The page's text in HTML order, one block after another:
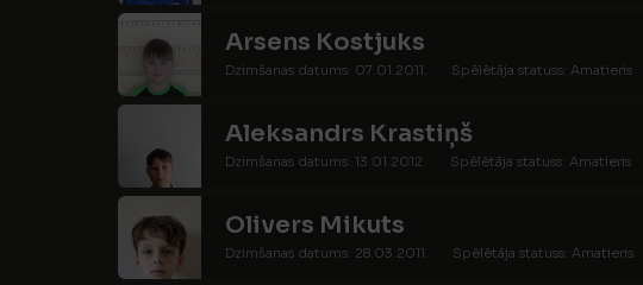
Arsens Kostjuks
Dzimšanas datums: 07.01.2011. Spēlētāja statuss: Amatieris
Aleksandrs Krastiņš
Dzimšanas datums: 13.01.2012. Spēlētāja statuss: Amatieris
Olivers Mikuts
Dzimšanas datums: 28.03.2011. Spēlētāja statuss: Amatieris